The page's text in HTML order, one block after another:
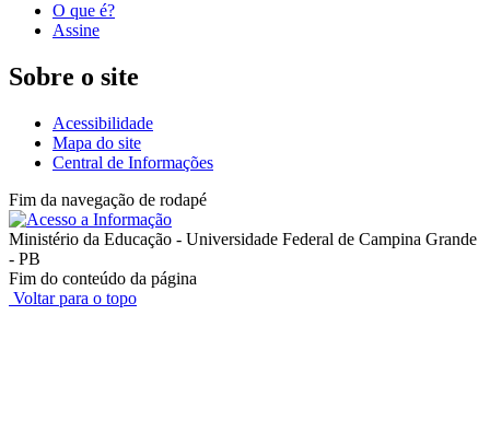
O que é?
Assine
Sobre o site
Acessibilidade
Mapa do site
Central de Informações
Fim da navegação de rodapé
Ministério da Educação - Universidade Federal de Campina Grande
- PB
Fim do conteúdo da página
Voltar para o topo